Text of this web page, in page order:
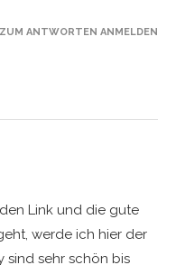
ZUM ANTWORTEN ANMELDEN
Link und die gute
werde ich hier der
sind sehr schön bis